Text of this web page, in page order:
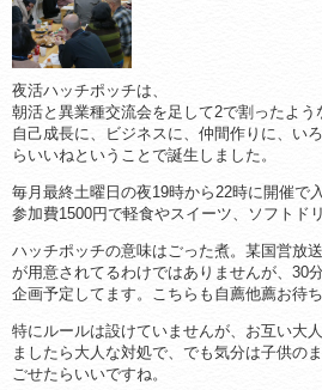
夜活ハッチポッチは、
朝活と異業種交流会を足して2で割ったよう
自己成長に、ビジネスに、仲間作りに、い
らいいねということで誕生しました。
毎月最終土曜日の夜19時から22時に開催で
参加費1500円で軽食やスイーツ、ソフトド
ハッチポッチの意味はごった煮。某国営放
が用意されてるわけではありませんが、30
企画予定してます。こちらも自薦他薦お待ち
特にルールは設けていませんが、お互い大
ましたら大人な対処で、でも気分は子供の
ごせたらいいですね。